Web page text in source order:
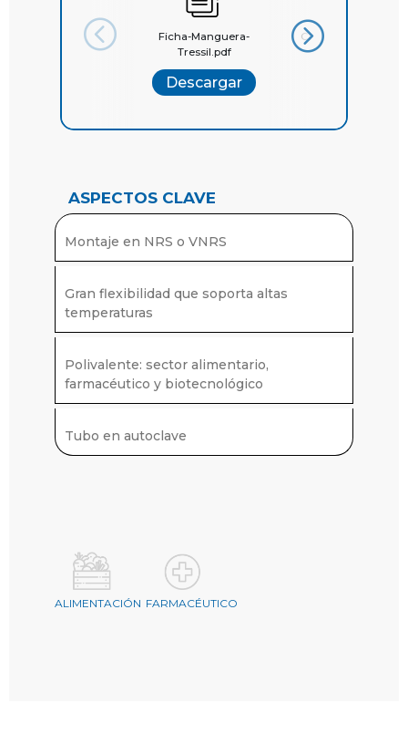
Ficha-Manguera-
Tressil.pdf
Descargar
Catálogo
ASPECTOS CLAVE
Montaje en NRS o VNRS
Gran flexibilidad que soporta altas
temperaturas
Polivalente: sector alimentario,
farmacéutico y biotecnológico
Tubo en autoclave
ALIMENTACIÓN FARMACÉUTICO